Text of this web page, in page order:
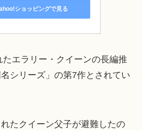
ショッピングで見る
エラリー・クイーンの長編推
シリーズ」の第7作とされてい
たクイーン父子が避難したの